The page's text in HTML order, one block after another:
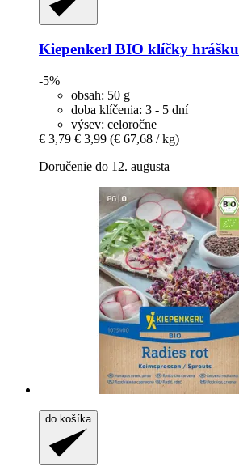
Kiepenkerl BIO klíčky hrášku
-5%
obsah: 50 g
doba klíčenia: 3 - 5 dní
výsev: celoročne
€ 3,79 € 3,99 (€ 67,68 / kg)
Doručenie do 12. augusta
do košíka